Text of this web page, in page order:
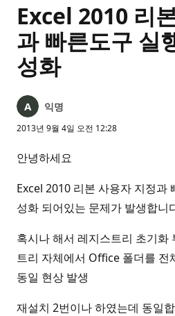
Excel 2010 리
과 빠른도구 실
성화
익명
2013년 9월 4일 오전 12:28
안녕하세요
Excel 2010 리본 사용자 지정과
성화 되어있는 문제가 발생합니
혹시나 해서 레지스트리 초기화
트리 자체에서 Office 폴더를 전
동일 현상 발생
재설치 2번이나 하였는데 동일